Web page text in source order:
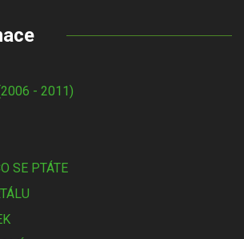
- 2011)
SE PTÁTE